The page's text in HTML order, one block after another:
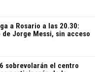
a Rosario a las 20.30:
Jorge Messi, sin acceso
sobrevolarán el centro